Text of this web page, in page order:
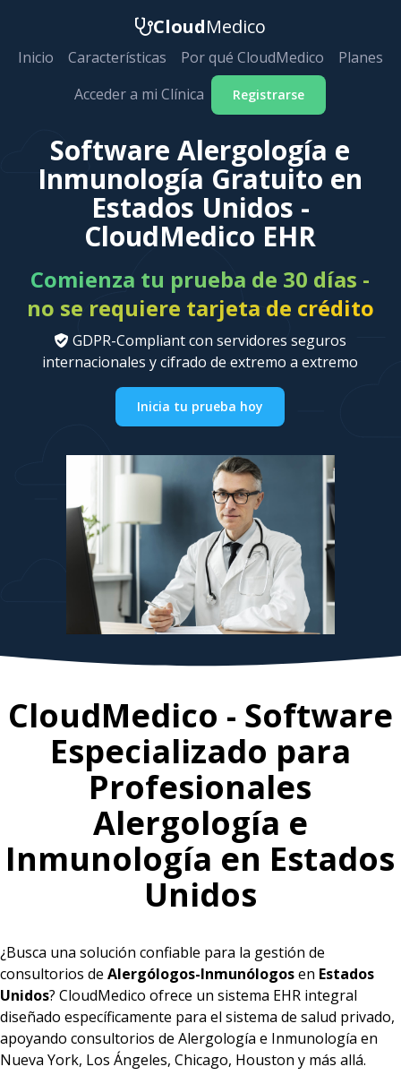
CloudMedico
Inicio Características Por qué CloudMedico
Planes
Acceder a mi Clínica
Registrarse
Software Alergología e
Inmunología Gratuito en
Estados Unidos -
CloudMedico EHR
Comienza tu prueba de 30 días -
no se requiere tarjeta de crédito
GDPR-Compliant con servidores seguros
internacionales y cifrado de extremo a extremo
Inicia tu prueba hoy
CloudMedico - Software
Especializado para
Profesionales
Alergología e
Inmunología en Estados
Unidos
¿Busca una solución confiable para la gestión de
consultorios de Alergólogos-Inmunólogosen Estados
Unidos? CloudMedico ofrece un sistema EHR integral
diseñado específicamente para el sistema de salud privado,
apoyando consultorios de Alergología e Inmunología en
Nueva York, Los Ángeles, Chicago, Houston y más allá.